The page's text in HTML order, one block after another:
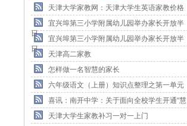
天津大学家教网：天津大学生英语家教价格
宜兴埠第三小学附属幼儿园举办家长开放半
日
宜兴埠第三小学附属幼儿园举办家长开放半
日
天津高二家教
怎样做一名智慧的家长
六年级语文（上册）知识点整理之第一单元
喜讯：南开中学：关于面向全校学生开通“慧
天津大学生家教补习一对一上门